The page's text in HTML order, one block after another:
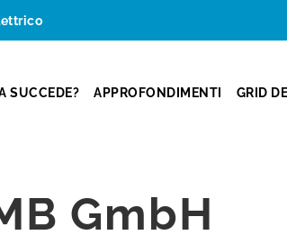
SUCCEDE? APPROFONDIMENTI GRID
GmbH